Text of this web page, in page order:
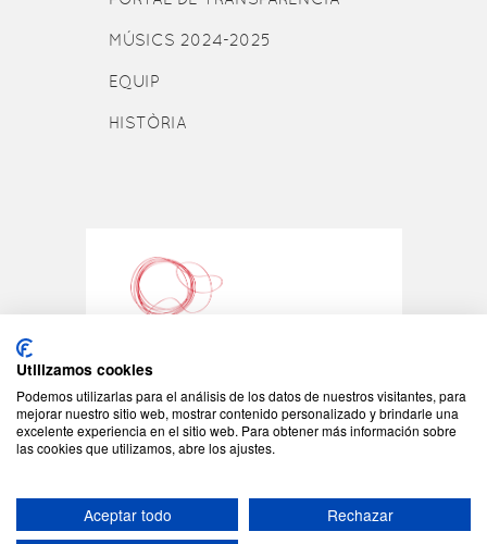
MÚSICS 2024-2025
EQUIP
HISTÒRIA
©2026 - Tots els drets reservats
JONC - C/Padilla 155
Avís Legal|Política de cookies|
Utilizamos cookies
Podemos utilizarlas para el análisis de los datos de nuestros visitantes, para
mejorar nuestro sitio web, mostrar contenido personalizado y brindarle una
excelente experiencia en el sitio web. Para obtener más información sobre
las cookies que utilizamos, abre los ajustes.
Aceptar todo Rechazar